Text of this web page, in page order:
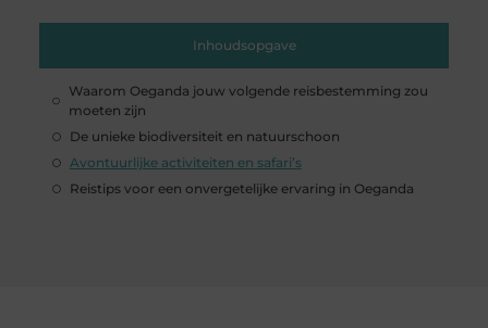
Inhoudsopgave
Waarom Oeganda jouw volgende reisbestemming zou
moeten zijn
De unieke biodiversiteit en natuurschoon
Avontuurlijke activiteiten en safari’s
Reistips voor een onvergetelijke ervaring in Oeganda